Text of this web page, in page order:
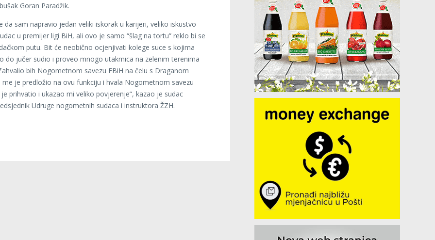
Goran Paradžik.
da sam napravio jedan veliki iskorak u karijeri, veliko iskustvo
u premijer ligi BiH, ali ovo je samo “šlag na tortu” reklo bi se
putu. Bit će neobično ocjenjivati kolege suce s kojima
do jučer sudio i proveo mnogo utakmica na zelenim terenima
bih Nogometnom savezu FBiH na čelu s Draganom
me je predložio na ovu funkciju i hvala Nogometnom savezu
prihvatio i ukazao mi veliko povjerenje”, kazao je sudac
Udruge nogometnih sudaca i instruktora ŽZH.